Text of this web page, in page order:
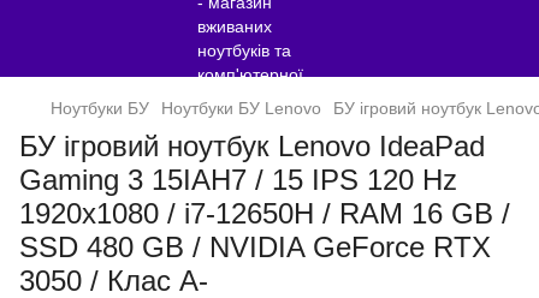
Ноутбуки БУ Ноутбуки БУ Lenovo БУ ігровий ноутбук
БУ ігровий ноутбук Lenovo IdeaPad
Gaming 3 15IAH7 / 15 IPS 120 Hz
1920x1080 / i7-12650H / RAM 16 GB /
SSD 480 GB / NVIDIA GeForce RTX
3050 / Клас A-